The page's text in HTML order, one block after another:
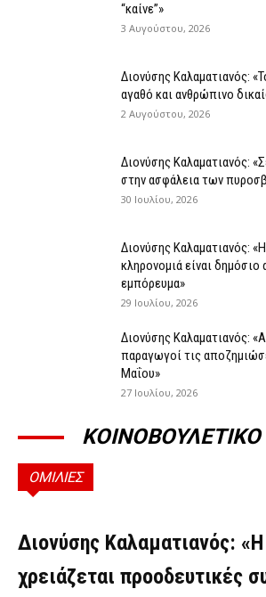
“καίνε”»
3 Αυγούστου, 2026
Διονύσης Καλαματιανός:
αγαθό και ανθρώπινο
2 Αυγούστου, 2026
Διονύσης Καλαματιανός:
στην ασφάλεια των
30 Ιουλίου, 2026
Διονύσης Καλαματιανός:
κληρονομιά είναι δημόσιο
εμπόρευμα»
29 Ιουλίου, 2026
Διονύσης Καλαματιανός:
παραγωγοί τις
Μαΐου»
27 Ιουλίου, 2026
ΚΟΙΝΟΒΟΥΛΕΤΙΚΟ
ΟΜΙΛΙΕΣ
ΟΜΙΛΊΕΣ
Διονύσης Καλαματιανός:
χρειάζεται προοδευτικές